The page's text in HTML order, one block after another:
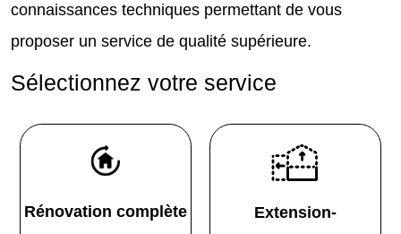
connaissances techniques permettant de vous
proposer un service de qualité supérieure.
Sélectionnez votre service
Rénovation complète
Extension-